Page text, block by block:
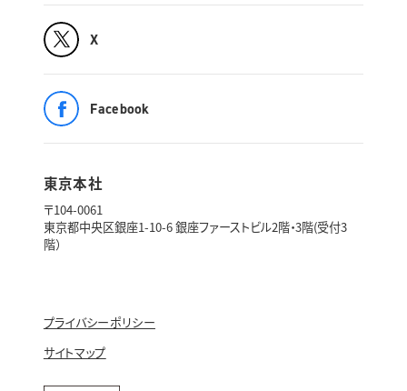
X
Facebook
東京本社
〒104-0061
東京都中央区銀座1-10-6 銀座ファーストビル2階・3階(受付3
階）
プライバシーポリシー
サイトマップ